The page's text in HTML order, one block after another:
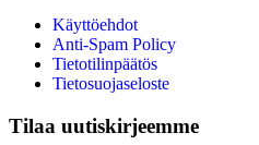
Käyttöehdot
Anti-Spam Policy
Tietotilinpäätös
Tietosuojaseloste
Tilaa uutiskirjeemme